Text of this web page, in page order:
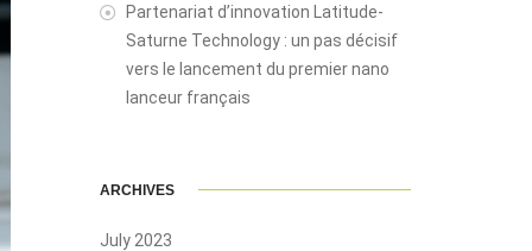
Partenariat d’innovation Latitude-
Saturne Technology : un pas décisif
vers le lancement du premier nano
lanceur français
ARCHIVES
July 2023